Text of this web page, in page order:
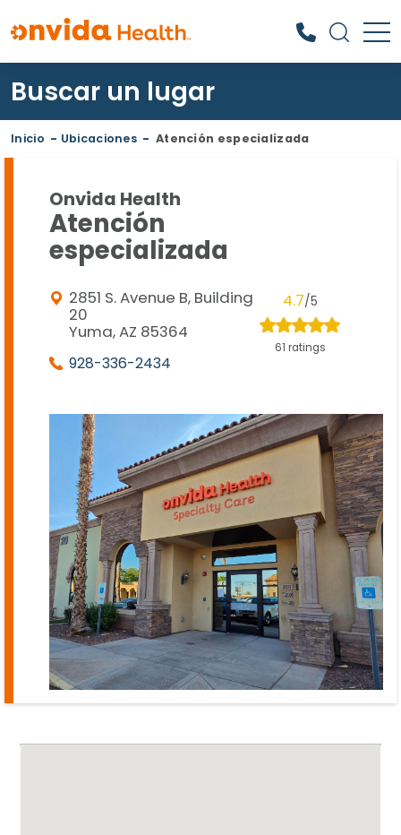
¿Qué podemos ayudarle a
encontrar?
Buscar un lugar
Inicio - Ubicaciones - Atención especializada
Onvida Health
Atención
especializada
2851 S. Avenue B, Building
20
Yuma, AZ 85364
928-336-2434
4.7/5
61 ratings